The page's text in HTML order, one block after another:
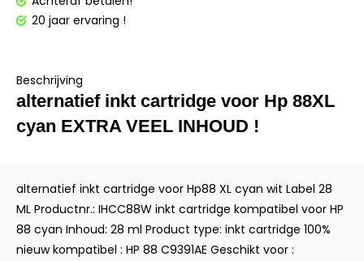
20 jaar ervaring !
Beschrijving
alternatief inkt cartridge voor Hp 88XL
cyan EXTRA VEEL INHOUD !
alternatief inkt cartridge voor Hp88 XL cyan wit Label 28
ML Productnr.: IHCC88W inkt cartridge kompatibel voor HP
88 cyan Inhoud: 28 ml Product type: inkt cartridge 100%
nieuw kompatibel : HP 88 C9391AE Geschikt voor :